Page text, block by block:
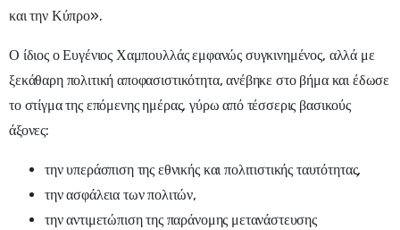
και την Κύπρο».
Ο ίδιος ο Ευγένιος Χαμπουλλάς εμφανώς συγκινημένος, αλλά με
ξεκάθαρη πολιτική αποφασιστικότητα, ανέβηκε στο βήμα και έδωσε
το στίγμα της επόμενης ημέρας, γύρω από τέσσερις βασικούς
άξονες:
την υπεράσπιση της εθνικής και πολιτιστικής ταυτότητας,
την ασφάλεια των πολιτών,
την αντιμετώπιση της παράνομης μετανάστευσης